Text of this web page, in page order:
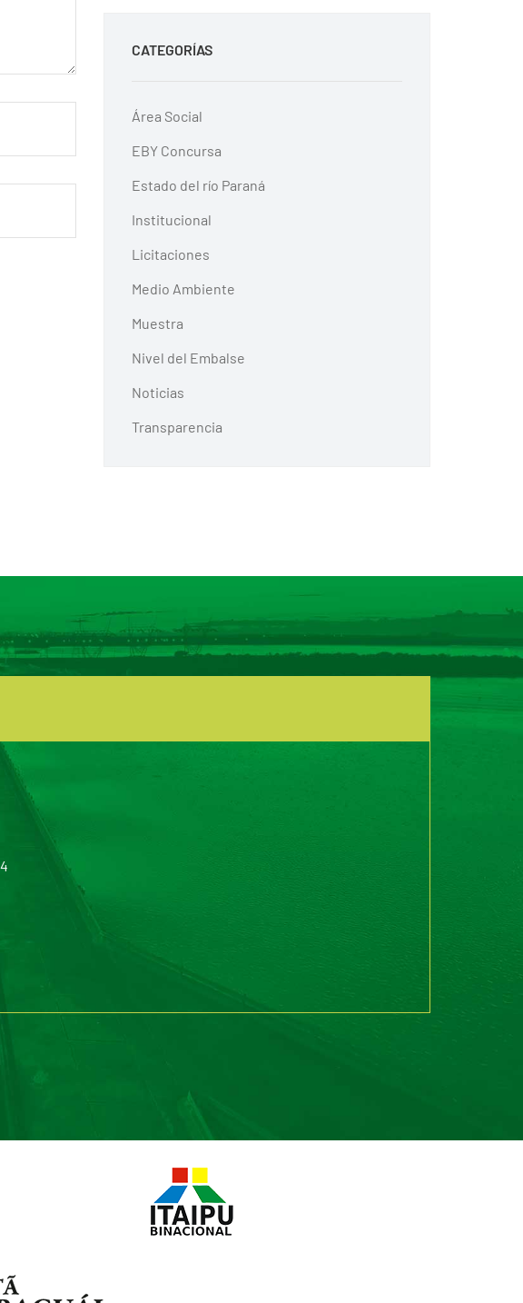
CATEGORÍAS
Área Social
EBY Concursa
Estado del río Paraná
Institucional
Licitaciones
Medio Ambiente
Muestra
Nivel del Embalse
Noticias
Transparencia